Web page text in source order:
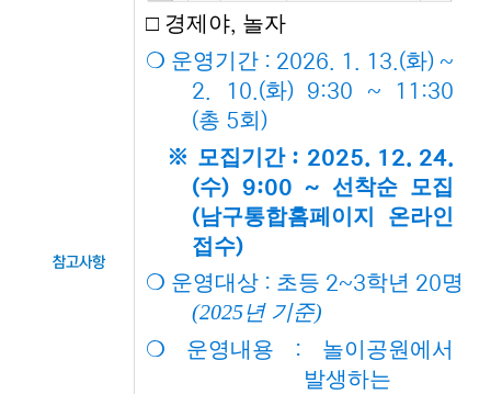
참고사항
□ 경제야, 놀자
❍ 운영기간 : 2026. 1. 13.(화) ~
2. 10.(화) 9:30 ~ 11:30
(총 5회 )
※ 모집기간 : 2025. 12. 24.
(수) 9:00 ~ 선착순 모집
(남구통합홈페이지 온라인
접수)
❍ 운영대상 : 초등 2~3학년 20명
(2025년 기준)
❍ 운영내용 : 놀이공원에서
발생하는